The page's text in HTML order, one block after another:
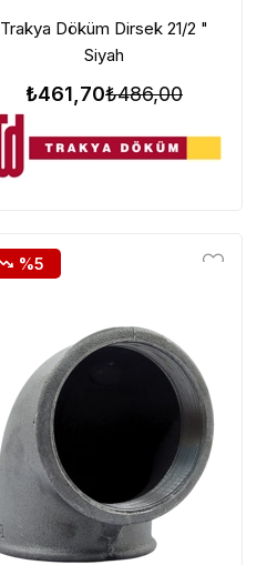
Trakya Döküm Dirsek 21/2 "
Siyah
₺461,70₺486,00
%5